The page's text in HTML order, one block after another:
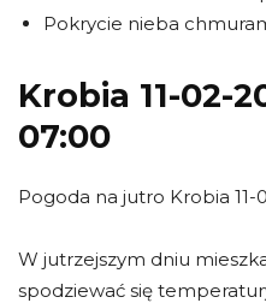
Pokrycie nieba
Krobia 11-02-
07:00
Pogoda na jutro Krobia 11-
W jutrzejszym dniu
spodziewać się